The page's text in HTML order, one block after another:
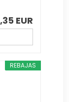
EUR
REBAJAS